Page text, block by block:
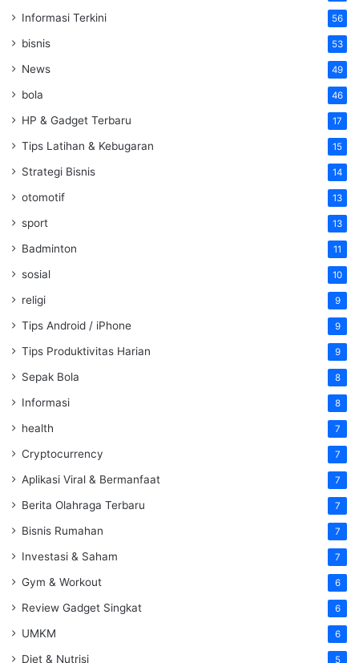
Informasi Terkini 56
bisnis 53
News 49
bola 46
HP & Gadget Terbaru 17
Tips Latihan & Kebugaran 15
Strategi Bisnis 14
otomotif 13
sport 13
Badminton 11
sosial 10
religi 9
Tips Android / iPhone 9
Tips Produktivitas Harian 9
Sepak Bola 8
Informasi 8
health 7
Cryptocurrency 7
Aplikasi Viral & Bermanfaat 7
Berita Olahraga Terbaru 7
Bisnis Rumahan 7
Investasi & Saham 7
Gym & Workout 6
Review Gadget Singkat 6
UMKM 6
Diet & Nutrisi 5